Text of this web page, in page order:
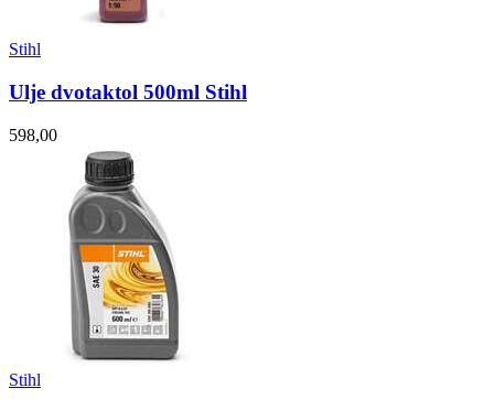
Stihl
Ulje dvotaktol 500ml Stihl
598,00
Stihl